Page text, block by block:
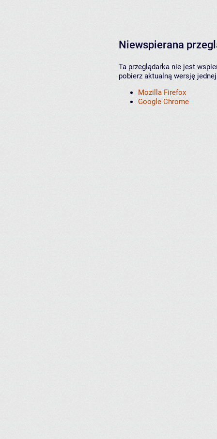
Niewspierana
Ta przeglądarka nie jest
pobierz aktualną wersję
Mozilla Firefox
Google Chrome